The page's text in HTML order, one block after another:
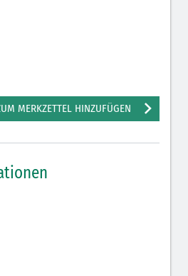
braun)
blau)
MERKZETTEL HINZUFÜGEN